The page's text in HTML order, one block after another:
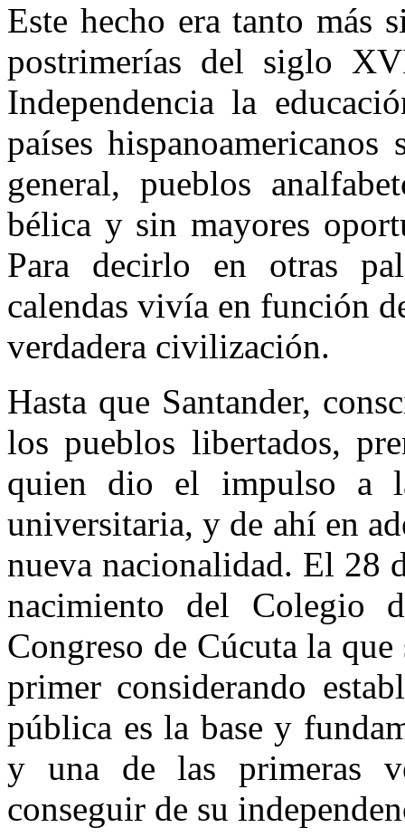
Este hecho era tanto más
postrimerías del siglo
Independencia la
países
general, pueblos
bélica y sin mayores
Para decirlo en otras
calendas vivía en función
verdadera civilización.
Hasta que Santander,
los pueblos libertados,
quien dio el impulso a
universitaria, y de ahí en
nueva nacionalidad. El 28
nacimiento del Colegio
Congreso de Cúcuta la
primer considerando
pública es la base y
y una de las primeras
conseguir de su